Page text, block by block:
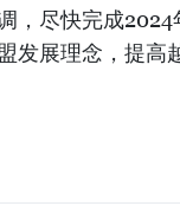
，尽快完成
发展理念，提高